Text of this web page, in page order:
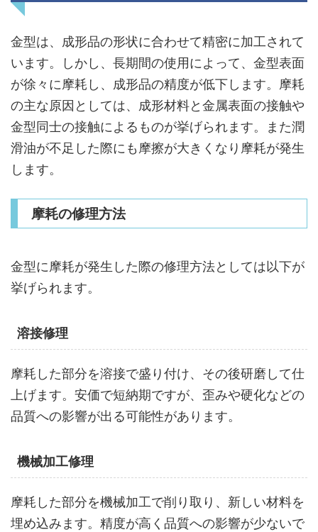
金型は、成形品の形状に合わせて精密に加工されて
います。しかし、長期間の使用によって、金型表面
が徐々に摩耗し、成形品の精度が低下します。摩耗
の主な原因としては、成形材料と金属表面の接触や
金型同士の接触によるものが挙げられます。また潤
滑油が不足した際にも摩擦が大きくなり摩耗が発生
します。
摩耗の修理方法
金型に摩耗が発生した際の修理方法としては以下が
挙げられます。
溶接修理
摩耗した部分を溶接で盛り付け、その後研磨して仕
上げます。安価で短納期ですが、歪みや硬化などの
品質への影響が出る可能性があります。
機械加工修理
摩耗した部分を機械加工で削り取り、新しい材料を
埋め込みます。精度が高く品質への影響が少ないで